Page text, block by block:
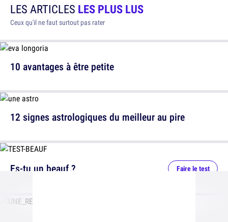
LES ARTICLES LES PLUS LUS
Ceux qu'il ne faut surtout pas rater
10 avantages à être petite
12 signes astrologiques du meilleur au pire
Es-tu un beauf ? Faire le test